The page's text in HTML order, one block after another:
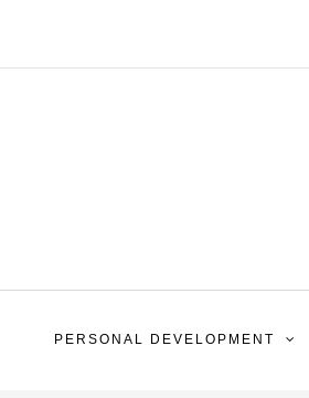
PERSONAL DEVELOPMENT